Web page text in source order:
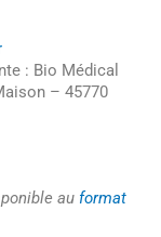
: Bio Médical
– 45770
au format